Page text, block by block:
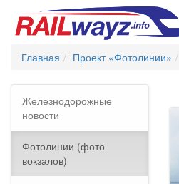
Главная Проект «Фотолинии»
Железнодорожные
новости
Фотолинии (фото
вокзалов)